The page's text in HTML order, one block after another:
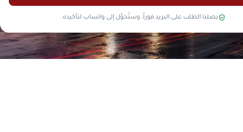
يصلنا الطلب على البريد فوراً، وستُحوَّل إلى واتساب لتأكيده.